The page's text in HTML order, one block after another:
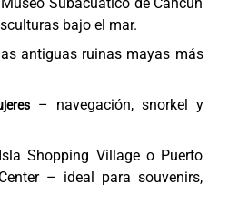
bajo el mar.
antiguas ruinas mayas más
– navegación, snorkel y
Shopping Village o Puerto
– ideal para souvenirs,